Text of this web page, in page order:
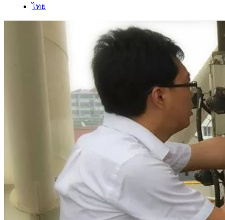
ไทย